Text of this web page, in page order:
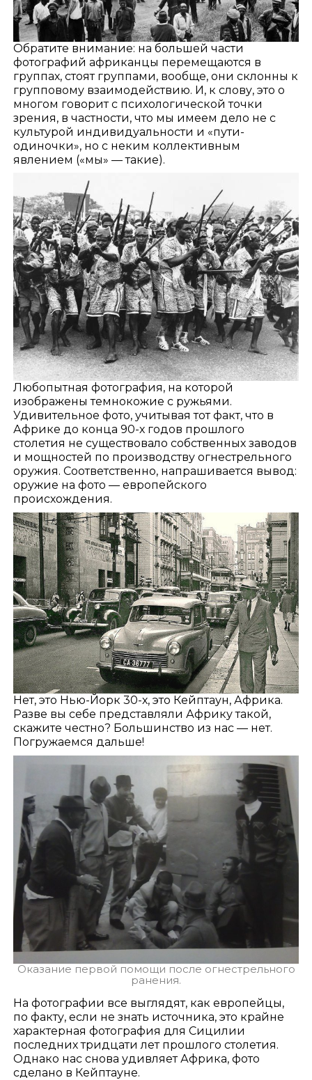
Обратите внимание: на большей части
фотографий африканцы перемещаются в
группах, стоят группами, вообще, они склонны к
групповому взаимодействию. И, к слову, это о
многом говорит с психологической точки
зрения, в частности, что мы имеем дело не с
культурой индивидуальности и «пути-
одиночки», но с неким коллективным
явлением («мы» — такие).
Любопытная фотография, на которой
изображены темнокожие с ружьями.
Удивительное фото, учитывая тот факт, что в
Африке до конца 90-х годов прошлого
столетия не существовало собственных заводов
и мощностей по производству огнестрельного
оружия. Соответственно, напрашивается вывод:
оружие на фото — европейского
происхождения.
Нет, это Нью-Йорк 30-х, это Кейптаун, Африка.
Разве вы себе представляли Африку такой,
скажите честно? Большинство из нас — нет.
Погружаемся дальше!
Оказание первой помощи после огнестрельного
ранения.
На фотографии все выглядят, как европейцы,
по факту, если не знать источника, это крайне
характерная фотография для Сицилии
последних тридцати лет прошлого столетия.
Однако нас снова удивляет Африка, фото
сделано в Кейптауне.